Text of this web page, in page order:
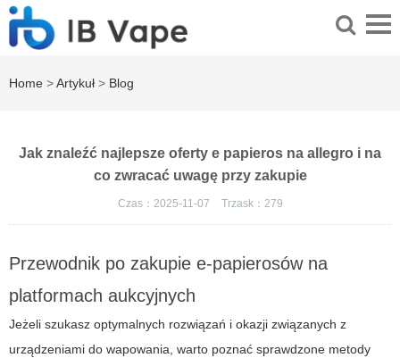
Home >Artykuł > Blog
Jak znaleźć najlepsze oferty e papieros na allegro i na
co zwracać uwagę przy zakupie
Czas：2025-11-07 Trzask： 279
Przewodnik po zakupie e-papierosów na
platformach aukcyjnych
Jeżeli szukasz optymalnych rozwiązań i okazji związanych z
urządzeniami do wapowania, warto poznać sprawdzone metody